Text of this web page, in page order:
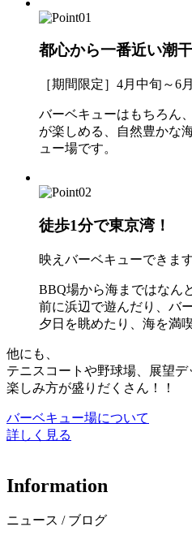
都心から一番近い潮
［期間限定］4月中旬～6
バーベキューはもちろん
が楽しめる、自然豊かな
ュー場です。
徒歩1分で東京湾！
映えバーベキューできま
BBQ場から海まではなん
前に浜辺で遊んだり、バ
夕日を眺めたり、海を満
他にも、
テニスコートや野球場、展望デ
楽しみ方が盛りだくさん！！
バーベキュー場について
詳しく見る
Information
ニュース / ブログ